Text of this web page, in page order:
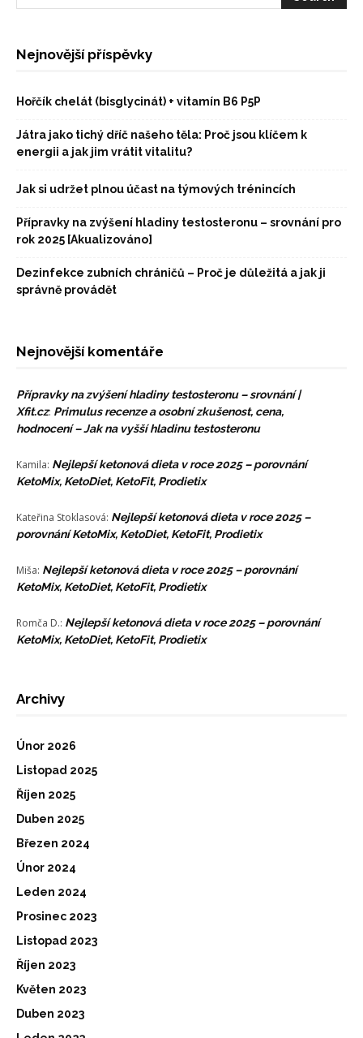
Nejnovější příspěvky
Hořčík chelát (bisglycinát) + vitamín B6 P5P
Játra jako tichý dříč našeho těla: Proč jsou klíčem k
energii a jak jim vrátit vitalitu?
Jak si udržet plnou účast na týmových trénincích
Přípravky na zvýšení hladiny testosteronu – srovnání pro
rok 2025 [Akualizováno]
Dezinfekce zubních chráničů – Proč je důležitá a jak ji
správně provádět
Nejnovější komentáře
Přípravky na zvýšení hladiny testosteronu – srovnání |
Xfit.cz: Primulus recenze a osobní zkušenost, cena,
hodnocení – Jak na vyšší hladinu testosteronu
Kamila: Nejlepší ketonová dieta v roce 2025 – porovnání
KetoMix, KetoDiet, KetoFit, Prodietix
Kateřina Stoklasová: Nejlepší ketonová dieta v roce 2025 –
porovnání KetoMix, KetoDiet, KetoFit, Prodietix
Miša: Nejlepší ketonová dieta v roce 2025 – porovnání
KetoMix, KetoDiet, KetoFit, Prodietix
Romča D.: Nejlepší ketonová dieta v roce 2025 – porovnání
KetoMix, KetoDiet, KetoFit, Prodietix
Archivy
Únor 2026
Listopad 2025
Říjen 2025
Duben 2025
Březen 2024
Únor 2024
Leden 2024
Prosinec 2023
Listopad 2023
Říjen 2023
Květen 2023
Duben 2023